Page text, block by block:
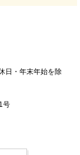
日・年末年始を除
号